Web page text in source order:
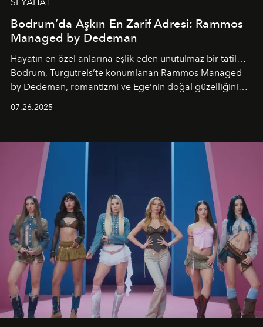
Bodrum’da Aşkın En Zarif Adresi: Rammos
Managed by Dedeman
Hayatın en özel anlarına eşlik eden unutulmaz bir tatil…
Bodrum, Turgutreis’te konumlanan Rammos Managed
by Dedeman, romantizmi ve Ege’nin doğal güzelliğini
07.26.2025